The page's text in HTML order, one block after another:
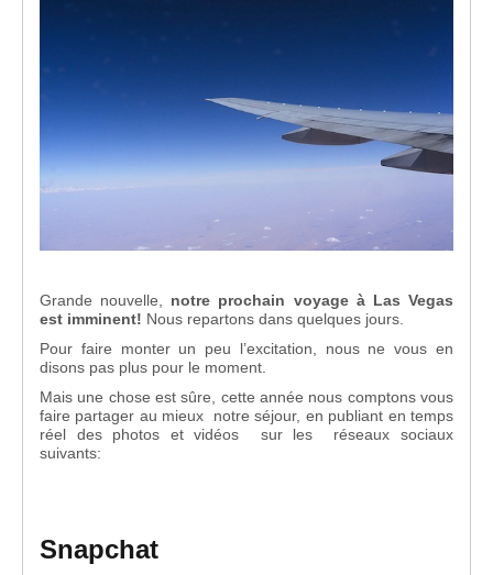
Grande nouvelle, notre prochain voyage à Las Vegas
est imminent! Nous repartons dans quelques jours.
Pour faire monter un peu l’excitation, nous ne vous en
disons pas plus pour le moment.
Mais une chose est sûre, cette année nous comptons vous
faire partager au mieux notre séjour, en publiant en temps
réel des photos et vidéos sur les réseaux sociaux
suivants:
Snapchat